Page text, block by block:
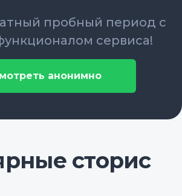
пробный период с
сервиса!
анонимно
сторис